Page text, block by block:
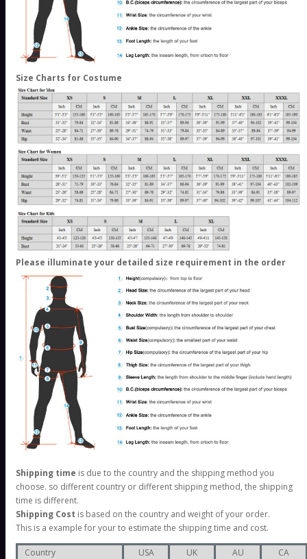
Size Charts for Costume
Please illuminate your detailed size requirement in the order
Shipping time is due to the country and the shipping method you
choose. so different country or different shipping method, the shipping
time is different.
Shipping Cost is based on the country and weight of your order.
This is a example for your to estimate the shipping time and cost.
Country USA UK AU
CA